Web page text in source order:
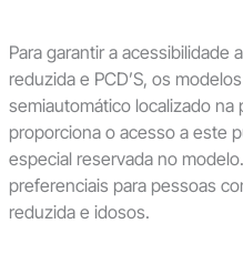
Para garantir a acessibilidade
reduzida e PCD’S, os
semiautomático localizado
proporciona o acesso a este
especial reservada no
preferenciais para pessoas
reduzida e idosos.